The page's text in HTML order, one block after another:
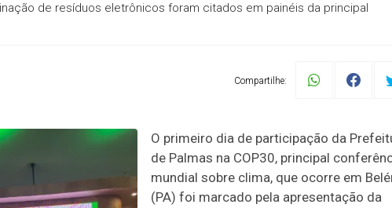
de resíduos eletrônicos foram citados em painéis da principal
Compartilhe:
O primeiro dia de participação da
de Palmas na COP30, principal
mundial sobre clima, que ocorre em
(PA) foi marcado pela apresentação da